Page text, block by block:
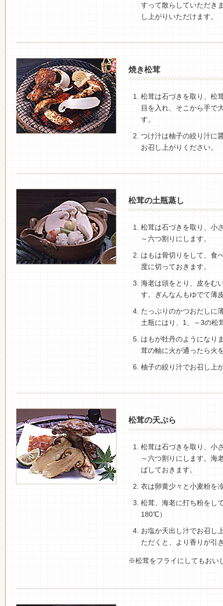
すって散らしていただき
し上がりいただけます。
焼き松茸
松茸は石づきを取り、松
目を入れ、そこから手で
す。
つけ汁は柚子の絞り汁に
お召し上がりください。
松茸の土瓶蒸し
松茸は石づきを取り、小
～六つ割りにします。
はもは骨切りをして、食
度に切っておきます。
海老は頭をとり、皮をむ
す。ぎんなんもゆでて薄
たっぷりのかつおだしに
土瓶にはり、1、～3の松
はもが牡丹のようになり
茸の軸に火が通ったら火
柚子の絞り汁でお召し上
松茸の天ぷら
松茸は石づきを取り、小
～六つ割りにします。海
ばしておきます。
衣は卵黄少々と小麦粉を
松茸、海老に打ち粉をし
180℃）
お塩か天出し汁でお召し
ただくと、より香りが引
※松茸をフライにしてもおい